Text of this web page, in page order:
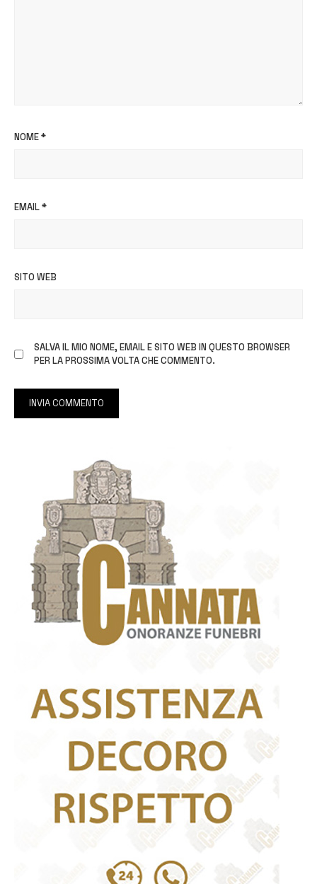
NOME*
EMAIL*
SITO WEB
SALVA IL MIO NOME, EMAIL E SITO WEB IN QUESTO BROWSER
PER LA PROSSIMA VOLTA CHE COMMENTO.